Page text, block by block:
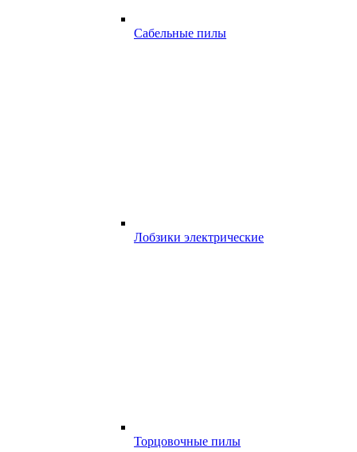
Сабельные пилы
Лобзики электрические
Торцовочные пилы